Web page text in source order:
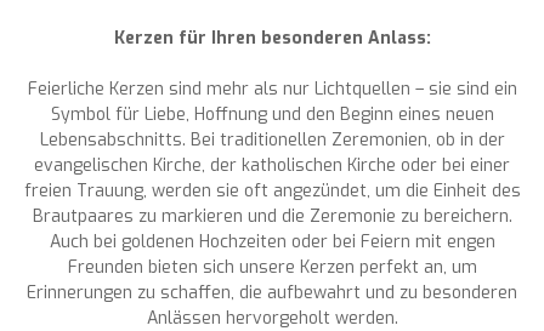
Kerzen für Ihren besonderen Anlass:
Feierliche Kerzen sind mehr als nur Lichtquellen – sie sind ein
Symbol für Liebe, Hoffnung und den Beginn eines neuen
Lebensabschnitts. Bei traditionellen Zeremonien, ob in der
evangelischen Kirche, der katholischen Kirche oder bei einer
freien Trauung, werden sie oft angezündet, um die Einheit des
Brautpaares zu markieren und die Zeremonie zu bereichern.
Auch bei goldenen Hochzeiten oder bei Feiern mit engen
Freunden bieten sich unsere Kerzen perfekt an, um
Erinnerungen zu schaffen, die aufbewahrt und zu besonderen
Anlässen hervorgeholt werden.